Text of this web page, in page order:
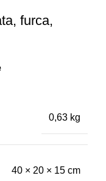
furca,
0,63 kg
40 × 20 × 15 cm